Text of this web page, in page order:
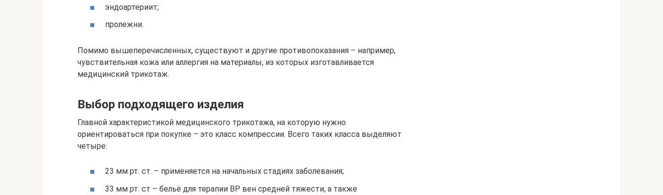
эндоартериит;
пролежни.
Помимо вышеперечисленных, существуют и другие противопоказания – например,
чувствительная кожа или аллергия на материалы, из которых изготавливается
медицинский трикотаж.
Выбор подходящего изделия
Главной характеристикой медицинского трикотажа, на которую нужно
ориентироваться при покупке – это класс компрессии. Всего таких класса выделяют
четыре:
23 мм рт. ст. – применяется на начальных стадиях заболевания;
33 мм рт. ст – бельё для терапии ВР вен средней тяжести, а также